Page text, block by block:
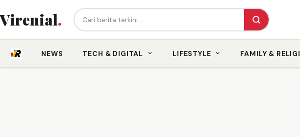
Virenial. Cari berita...
NEWS TECH & DIGITAL LIFESTYLE FAMILY & RELIGI